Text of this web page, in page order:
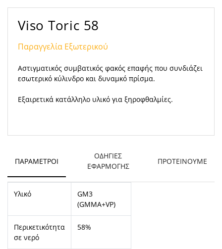
Viso Toric 58
Παραγγελία Εξωτερικού
Αστιγματικός συμβατικός φακός επαφής που συνδιάζει
εσωτερικό κύλινδρο και δυναμκό πρίσμα.
Εξαιρετικά κατάλληλο υλικό για ξηροφθαλμίες.
ΠΑΡΆΜΕΤΡΟΙ
ΟΔΗΓΙΕΣ
ΕΦΑΡΜΟΓΗΣ
ΠΡΟΤΕΙΝΟΥΜΕ
Υλικό
GM3
(GMMA+VP)
Περικετικότητα
σε νερό
58%